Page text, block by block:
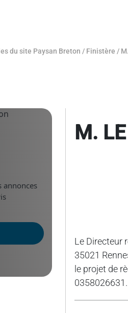
du site Paysan Breton / Finistère /
M.
Le Directeur
35021
le projet de
0358026631.
annonces